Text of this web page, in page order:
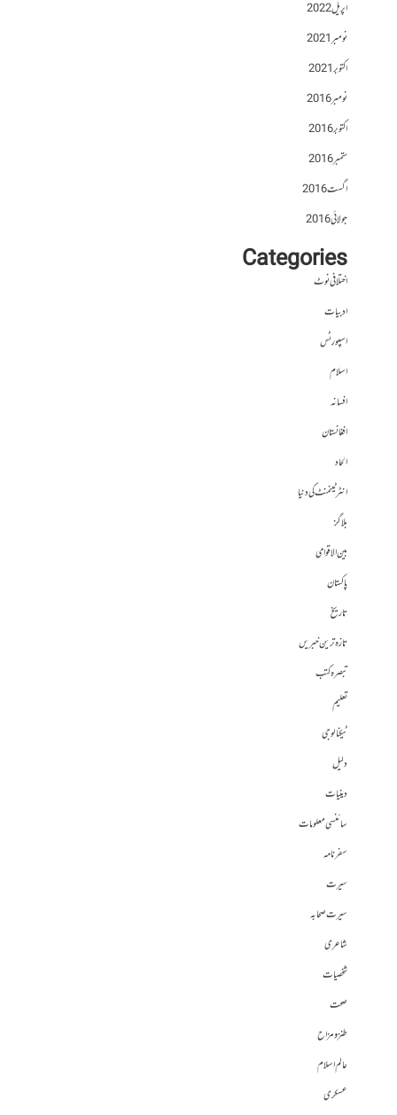
اپریل 2022
نومبر 2021
اکتوبر 2021
نومبر 2016
اکتوبر 2016
ستمبر 2016
اگست 2016
جولائی 2016
Categories
اختلافی نوٹ
ادبیات
اسپورٹس
اسلام
افسانہ
افغانستان
الحاد
انٹرٹینمنٹ کی دنیا
بلاگز
بین الاقوامی
پاکستان
تاریخ
تازہ ترین خبریں
تبصرہ کتب
تعلیم
ٹیکنالوجی
دلیل
دینیات
سائنسی معلومات
سفرنامہ
سیرت
سیرت صحابہ
شاعری
شخصیات
صحت
طنز و مزاح
عالم اسلام
عسکری